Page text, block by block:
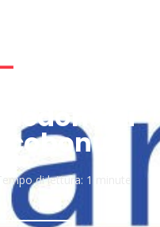
imprese
di
Tempo di lettura: 1 minute